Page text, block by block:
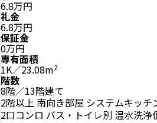
6.8万円
礼金
6.8万円
保証金
0万円
専有面積
1K／23.08m²
階数
8階／13階建て
2階以上 南向き部屋 システムキッチ
2口コンロ バス・トイレ別 温水洗浄